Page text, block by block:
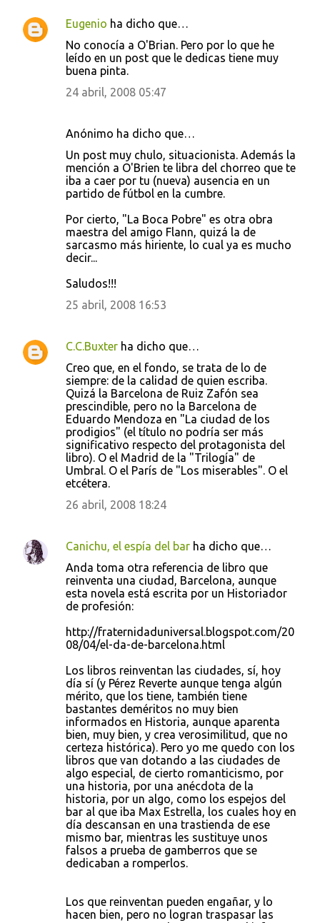
Eugenio ha dicho que…
No conocía a O'Brian. Pero por lo que he
leído en un post que le dedicas tiene muy
buena pinta.
24 abril, 2008 05:47
Anónimo ha dicho que…
Un post muy chulo, situacionista. Además la
mención a O'Brien te libra del chorreo que te
iba a caer por tu (nueva) ausencia en un
partido de fútbol en la cumbre.
Por cierto, "La Boca Pobre" es otra obra
maestra del amigo Flann, quizá la de
sarcasmo más hiriente, lo cual ya es mucho
decir...
Saludos!!!
25 abril, 2008 16:53
C.C.Buxter ha dicho que…
Creo que, en el fondo, se trata de lo de
siempre: de la calidad de quien escriba.
Quizá la Barcelona de Ruiz Zafón sea
prescindible, pero no la Barcelona de
Eduardo Mendoza en "La ciudad de los
prodigios" (el título no podría ser más
significativo respecto del protagonista del
libro). O el Madrid de la "Trilogía" de
Umbral. O el París de "Los miserables". O el
etcétera.
26 abril, 2008 18:24
Canichu, el espía del bar ha dicho que…
Anda toma otra referencia de libro que
reinventa una ciudad, Barcelona, aunque
esta novela está escrita por un Historiador
de profesión:
http://fraternidaduniversal.blogspot.com/20
08/04/el-da-de-barcelona.html
Los libros reinventan las ciudades, sí, hoy
día sí (y Pérez Reverte aunque tenga algún
mérito, que los tiene, también tiene
bastantes deméritos no muy bien
informados en Historia, aunque aparenta
bien, muy bien, y crea verosimilitud, que no
certeza histórica). Pero yo me quedo con los
libros que van dotando a las ciudades de
algo especial, de cierto romanticismo, por
una historia, por una anécdota de la
historia, por un algo, como los espejos del
bar al que iba Max Estrella, los cuales hoy en
día descansan en una trastienda de ese
mismo bar, mientras les sustituye unos
falsos a prueba de gamberros que se
dedicaban a romperlos.
Los que reinventan pueden engañar, y lo
hacen bien, pero no logran traspasar las